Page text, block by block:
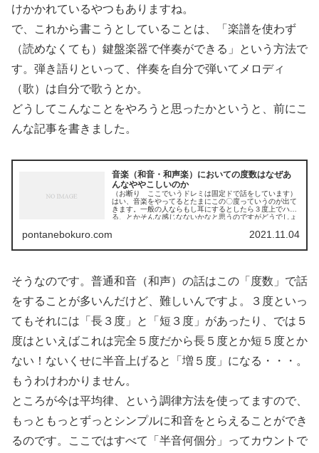
けかかれているやつもありますね。
で、これから書こうとしていることは、「楽譜を使わず
（読めなくても）鍵盤楽器で伴奏ができる」という方法で
す。弾き語りといって、伴奏を自分で弾いてメロディ
（歌）は自分で歌うとか。
どうしてこんなことをやろうと思ったかというと、前にこ
んな記事を書きました。
音楽（和音・和声楽）においての度数はなぜあ
んなややこしいのか
（お断り ここでいうドレミは固定ドで話をしています）
はい、音楽をやってるとたまにこの〇度っていうのが出て
きます。一般の人ならもし耳にするとしたら３度上でハモ
る、とかそんな感じなないかなと思うのですがどうでしょ
pontanebokuro.com 2021.11.04
そうなのです。普通和音（和声）の話はこの「度数」で話
をすることが多いんだけど、難しいんですよ。３度といっ
てもそれには「長３度」と「短３度」があったり、では５
度はといえばこれは完全５度だから長５度とか短５度とか
ない！ないくせに半音上げると「増５度」になる・・・。
もうわけわかりません。
ところが今は平均律、という調律方法を使ってますので、
もっともっとずっとシンプルに和音をとらえることができ
るのです。ここではすべて「半音何個分」ってカウントで